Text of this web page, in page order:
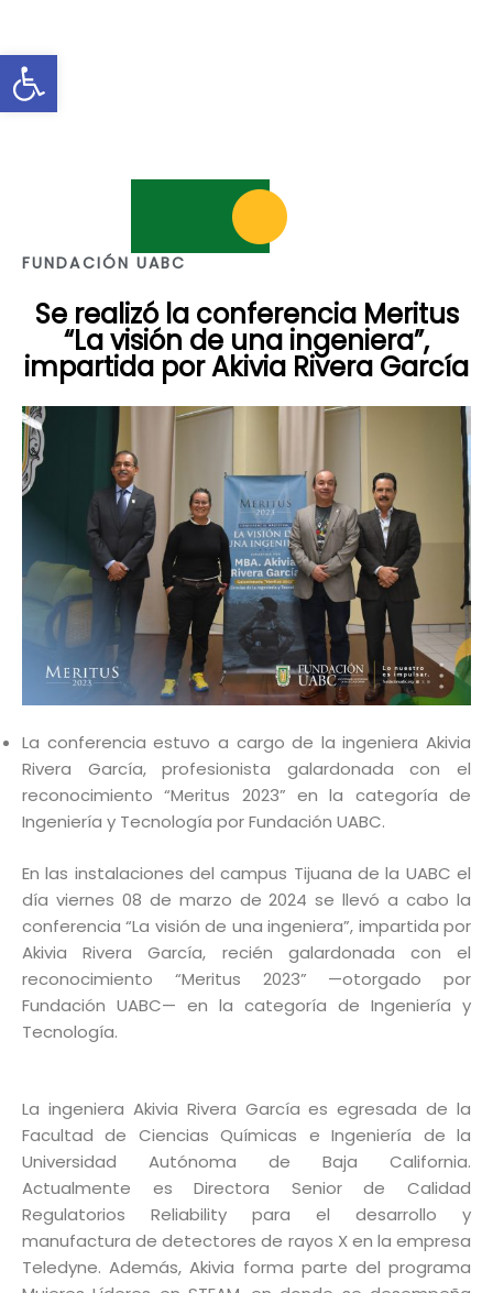
Abrir barra de herramientas
FUNDACIÓN UABC
Se realizó la conferencia Meritus
“La visión de una ingeniera”,
impartida por Akivia Rivera García
La conferencia estuvo a cargo de la ingeniera Akivia
Rivera García, profesionista galardonada con el
reconocimiento “Meritus 2023” en la categoría de
Ingeniería y Tecnología por Fundación UABC.
En las instalaciones del campus Tijuana de la UABC el
día viernes 08 de marzo de 2024 se llevó a cabo la
conferencia “La visión de una ingeniera”, impartida por
Akivia Rivera García, recién galardonada con el
reconocimiento “Meritus 2023” —otorgado por
Fundación UABC— en la categoría de Ingeniería y
Tecnología.
La ingeniera Akivia Rivera García es egresada de la
Facultad de Ciencias Químicas e Ingeniería de la
Universidad Autónoma de Baja California.
Actualmente es Directora Senior de Calidad
Regulatorios Reliability para el desarrollo y
manufactura de detectores de rayos X en la empresa
Teledyne. Además, Akivia forma parte del programa